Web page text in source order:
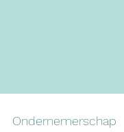
Ondernemerschap